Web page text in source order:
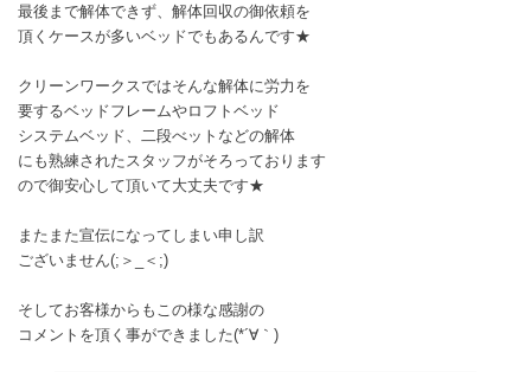
最後まで解体できず、解体回収の御依頼を
頂くケースが多いベッドでもあるんです★
クリーンワークスではそんな解体に労力を
要するベッドフレームやロフトベッド
システムベッド、二段べットなどの解体
にも熟練されたスタッフがそろっております
ので御安心して頂いて大丈夫です★
またまた宣伝になってしまい申し訳
ございません(;＞_＜;)
そしてお客様からもこの様な感謝の
コメントを頂く事ができました(*´∀｀)